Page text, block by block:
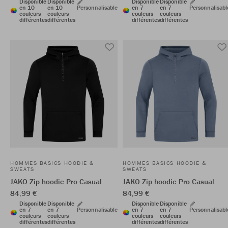
en 10
couleurs
différentes
en 10
couleurs
différentes
Personnalisable
en 7
couleurs
différentes
en 7
couleurs
différentes
HOMMES BASICS HOODIE &
SWEATS
JAKO Zip hoodie Pro Casual
84,99 €
Disponible
en 7
couleurs
différentes
Disponible
en 7
couleurs
différentes
Personnalisable
HOMMES BASICS HOODIE &
SWEATS
JAKO Zip hoodie Pro Casual
84,99 €
Disponible
en 7
couleurs
différentes
Disponible
en 7
couleurs
différentes